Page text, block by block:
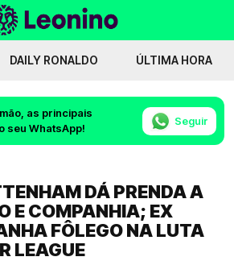
DAILY RONALDO ÚLTIMA HORA
as principais
seu WhatsApp!
Seguir
DÁ PRENDA A
E COMPANHIA; EX
FÔLEGO NA LUTA
LEAGUE